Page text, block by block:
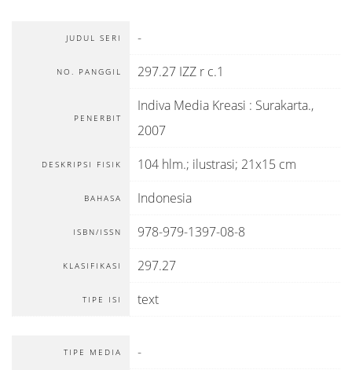
JUDUL SERI -
NO. PANGGIL 297.27 IZZ r c.1
PENERBIT
Indiva Media Kreasi : Surakarta.,
2007
DESKRIPSI FISIK 104 hlm.; ilustrasi; 21x15 cm
BAHASA Indonesia
ISBN/ISSN 978-979-1397-08-8
KLASIFIKASI 297.27
TIPE ISI text
TIPE MEDIA -